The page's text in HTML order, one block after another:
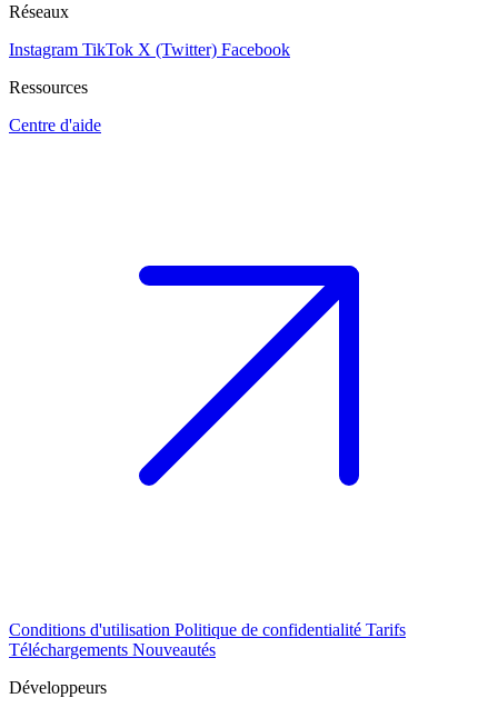
Réseaux
Instagram TikTok X (Twitter) Facebook
Ressources
Centre d'aide
Conditions d'utilisation Politique de confidentialité Tarifs
Téléchargements Nouveautés
Développeurs